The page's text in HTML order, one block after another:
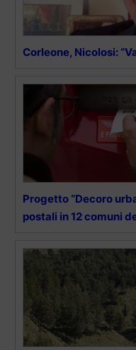
Corleone, Nicolosi:
Progetto “Decoro
postali in 12 comuni